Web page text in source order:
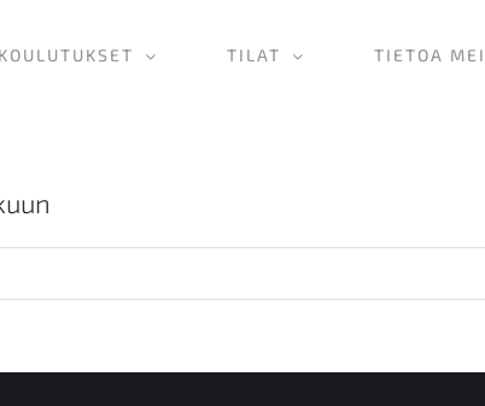
KOULUTUKSET TILAT TIETOA